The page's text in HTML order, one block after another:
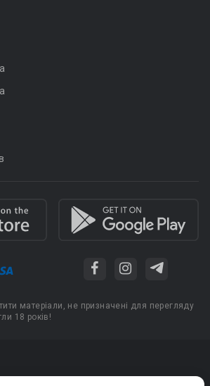
матеріали, не призначені для перегляду
18 років!